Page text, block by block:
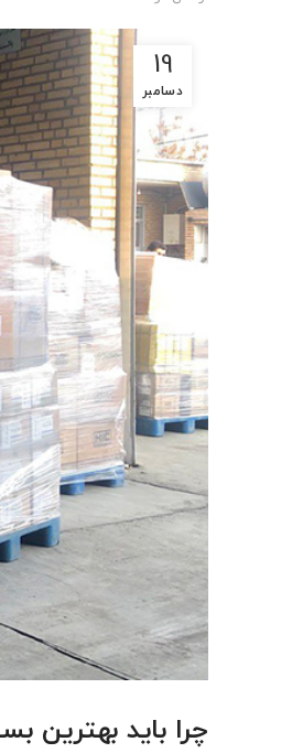
19
دسامبر
چرا باید بهترین